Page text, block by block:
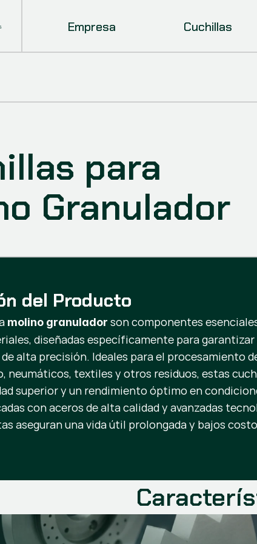
Empresa Cuchillas
para
Granulador
del Producto
molino granulador son componentes
diseñadas específicamente para garantizar
alta precisión. Ideales para el procesamiento
neumáticos, textiles y otros residuos, estas
superior y un rendimiento óptimo en
con aceros de alta calidad y avanzadas
aseguran una vida útil prolongada y bajos